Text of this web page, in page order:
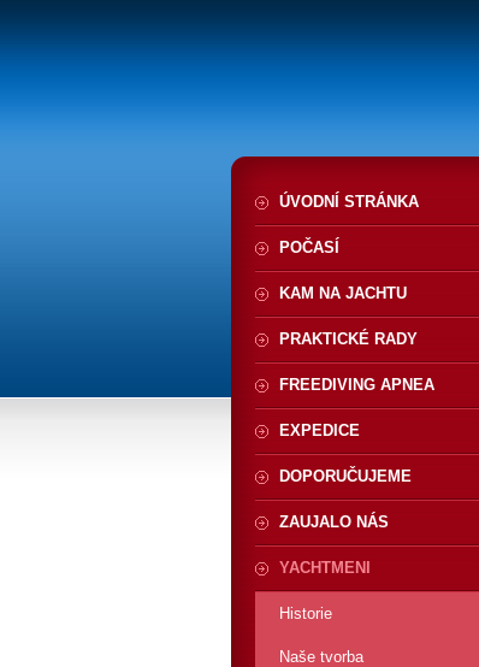
ÚVODNÍ STRÁNKA
POČASÍ
KAM NA JACHTU
PRAKTICKÉ RADY
FREEDIVING APNEA
EXPEDICE
DOPORUČUJEME
ZAUJALO NÁS
YACHTMENI
Historie
Naše tvorba